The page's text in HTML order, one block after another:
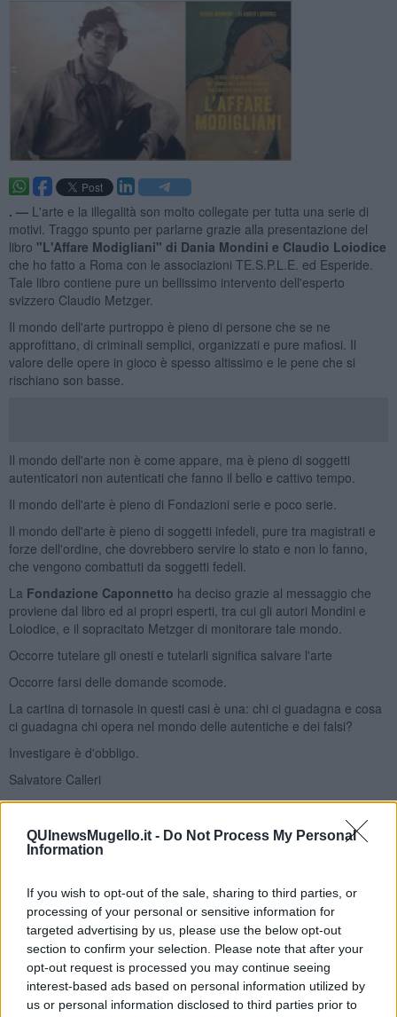
QUInewsMugello.it - Do Not Process My Personal
Information
If you wish to opt-out of the sale, sharing to third parties, or
processing of your personal or sensitive information for
targeted advertising by us, please use the below opt-out
section to confirm your selection. Please note that after your
opt-out request is processed you may continue seeing
interest-based ads based on personal information utilized by
us or personal information disclosed to third parties prior to
. — L'arte e la illegalità son molto collegate per tutta una serie di
motivi. Traggo spunto per parlarne grazie alla presentazione del
libro "L'Affare Modigliani" di Dania Mondini e Claudio Loiodice
che ho fatto a Roma con le associazioni TE.S.P.L.E. ed Esperide.
Tale libro contiene pure un bellissimo intervento dell'esperto
svizzero Claudio Metzger.
Il mondo dell'arte purtroppo è pieno di persone che se ne
approfittano, di criminali semplici, organizzati e pure mafiosi. Il
valore delle opere in gioco è spesso altissimo e le pene che si
rischiano son basse.
Il mondo dell'arte non è come appare, ma è pieno di soggetti
autenticatori non autenticati che fanno il bello e cattivo tempo.
Il mondo dell'arte è pieno di Fondazioni serie e poco serie.
Il mondo dell'arte è pieno di soggetti infedeli, pure tra magistrati e
forze dell'ordine, che dovrebbero servire lo stato e non lo fanno,
che vengono combattuti da soggetti fedeli.
La Fondazione Caponnetto ha deciso grazie al messaggio che
proviene dal libro ed ai propri esperti, tra cui gli autori Mondini e
Loiodice, e il sopracitato Metzger di monitorare tale mondo.
Occorre tutelare gli onesti e tutelarli significa salvare l'arte
Occorre farsi delle domande scomode.
La cartina di tornasole in questi casi è una: chi ci guadagna e cosa
ci guadagna chi opera nel mondo delle autentiche e dei falsi?
Investigare è d'obbligo.
Salvatore Calleri
Se vuoi leggere le notizie principali della Toscana iscriviti alla
Newsletter QUInews - ToscanaMedia.Arriva gratis tutti i giorni
alle 20:00 direttamente nella tua casella di posta.
Basta cliccareQUI
Ti potrebbe interessare anche: